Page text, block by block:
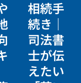
相続手
続き｜
司法書
士が伝
えたい